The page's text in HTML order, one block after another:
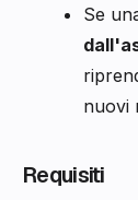
Se
nuovi
Requisiti